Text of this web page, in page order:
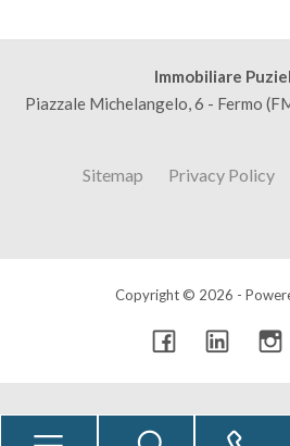
Immobiliare
Piazzale Michelangelo, 6 - Fermo
Sitemap Privacy Policy
Copyright © 2026 -